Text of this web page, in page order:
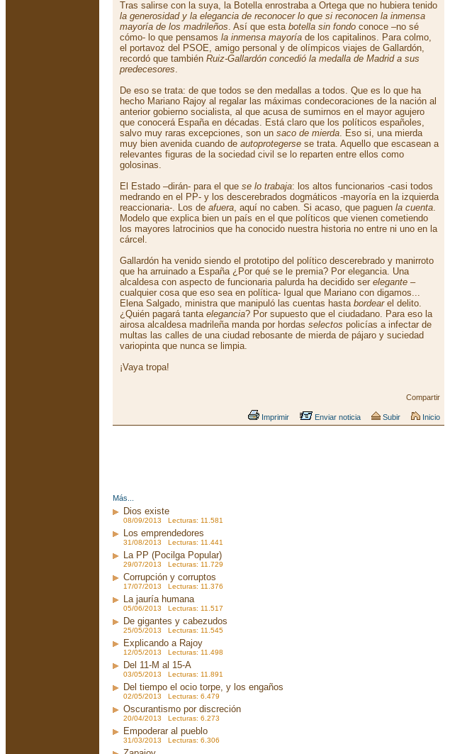
Tras salirse con la suya, la Botella enrostraba a Ortega que no hubiera tenido
la generosidad y la elegancia de reconocer lo que si reconocen la inmensa
mayoría de los madrileños. Así que esta botella sin fondo conoce –no sé
cómo- lo que pensamos la inmensa mayoría de los capitalinos. Para colmo,
el portavoz del PSOE, amigo personal y de olímpicos viajes de Gallardón,
recordó que también Ruiz-Gallardón concedió la medalla de Madrid a sus
predecesores.
De eso se trata: de que todos se den medallas a todos. Que es lo que ha
hecho Mariano Rajoy al regalar las máximas condecoraciones de la nación al
anterior gobierno socialista, al que acusa de sumirnos en el mayor agujero
que conocerá España en décadas. Está claro que los políticos españoles,
salvo muy raras excepciones, son un saco de mierda. Eso si, una mierda
muy bien avenida cuando de autoprotegerse se trata. Aquello que escasean a
relevantes figuras de la sociedad civil se lo reparten entre ellos como
golosinas.
El Estado –dirán- para el que se lo trabaja: los altos funcionarios -casi todos
medrando en el PP- y los descerebrados dogmáticos -mayoría en la izquierda
reaccionaria-. Los de afuera, aquí no caben. Si acaso, que paguen la cuenta.
Modelo que explica bien un país en el que políticos que vienen cometiendo
los mayores latrocinios que ha conocido nuestra historia no entre ni uno en la
cárcel.
Gallardón ha venido siendo el prototipo del político descerebrado y manirroto
que ha arruinado a España ¿Por qué se le premia? Por elegancia. Una
alcaldesa con aspecto de funcionaria palurda ha decidido ser elegante –
cualquier cosa que eso sea en política- Igual que Mariano con digamos...
Elena Salgado, ministra que manipuló las cuentas hasta bordearel delito.
¿Quién pagará tanta elegancia? Por supuesto que el ciudadano. Para eso la
airosa alcaldesa madrileña manda por hordas selectos policías a infectar de
multas las calles de una ciudad rebosante de mierda de pájaro y suciedad
variopinta que nunca se limpia.
¡Vaya tropa!
Compartir
Imprimir Enviar noticia Subir Inicio
Más...
Dios existe
08/09/2013 Lecturas: 11.581
Los emprendedores
31/08/2013 Lecturas: 11.441
La PP (Pocilga Popular)
29/07/2013 Lecturas: 11.729
Corrupción y corruptos
17/07/2013 Lecturas: 11.376
La jauría humana
05/06/2013 Lecturas: 11.517
De gigantes y cabezudos
25/05/2013 Lecturas: 11.545
Explicando a Rajoy
12/05/2013 Lecturas: 11.498
Del 11-M al 15-A
03/05/2013 Lecturas: 11.891
Del tiempo el ocio torpe, y los engaños
02/05/2013 Lecturas: 6.479
Oscurantismo por discreción
20/04/2013 Lecturas: 6.273
Empoderar al pueblo
31/03/2013 Lecturas: 6.306